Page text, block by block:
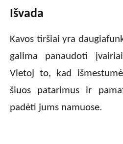
Išvada
Kavos tiršiai yra
galima panaudoti
Vietoj to, kad
šiuos patarimus ir
padėti jums namuose.